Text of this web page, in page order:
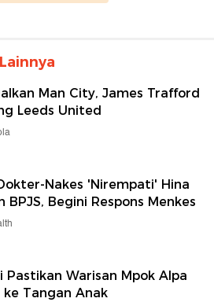
Man City, James Trafford
Leeds United
Nakes 'Nirempati' Hina
BPJS, Begini Respons Menkes
Pastikan Warisan Mpok Alpa
Tangan Anak